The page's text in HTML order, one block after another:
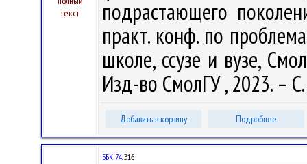
текст
подрастающего
практ. конф. по
школе, ссузе и вузе,
Изд-во СмолГУ , 2023. –
Добавить в корзину Подробнее
ББК 74.Э16